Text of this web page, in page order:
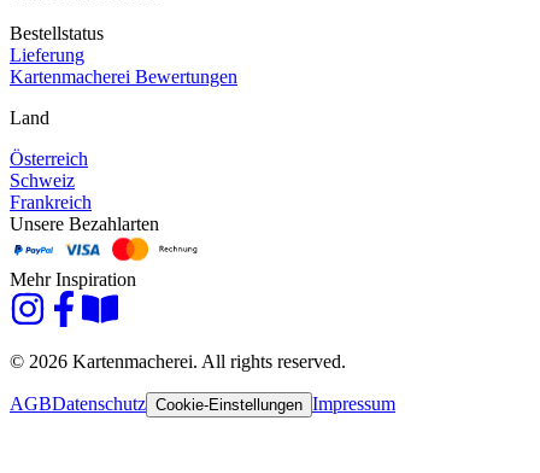
Bestellstatus
Lieferung
Kartenmacherei Bewertungen
Land
Österreich
Schweiz
Frankreich
Unsere Bezahlarten
Mehr Inspiration
© 2026 Kartenmacherei. All rights reserved.
AGBDatenschutz Cookie-Einstellungen Impressum